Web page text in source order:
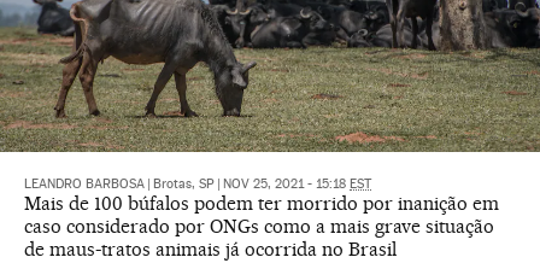
LEANDRO BARBOSA Brotas, SP NOV 25, 2021 - 15:18 EST
Mais de 100 búfalos podem ter morrido por inanição em
caso considerado por ONGs como a mais grave situação
de maus-tratos animais já ocorrida no Brasil